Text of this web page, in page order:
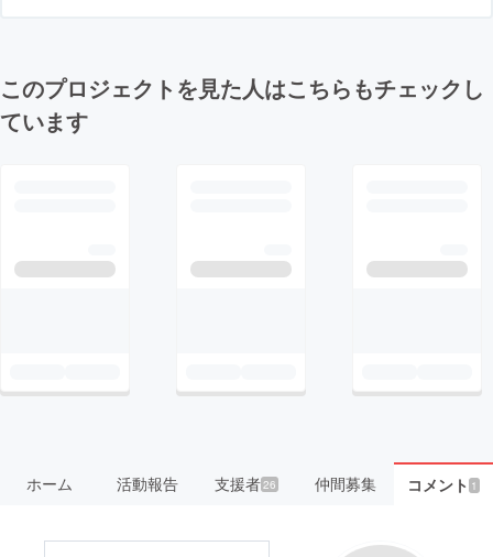
このプロジェクトを見た人はこちらもチェックし
ています
ホーム 活動報告 支援者26 仲間募集 コメント 1